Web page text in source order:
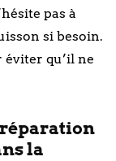
pas à
si besoin.
qu’il ne
la